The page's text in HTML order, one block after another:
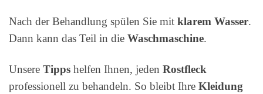
Nach der Behandlung spülen Sie mit klarem Wasser.
Dann kann das Teil in die Waschmaschine.
Unsere Tipps helfen Ihnen, jeden Rostfleck
professionell zu behandeln. So bleibt Ihre Kleidung